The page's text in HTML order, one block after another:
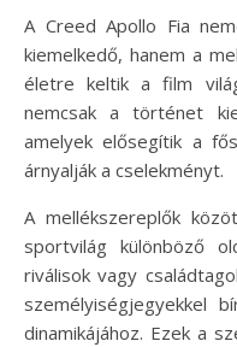
A Creed Apollo Fia
kiemelkedő, hanem a
életre keltik a film
nemcsak a történet
amelyek elősegítik a
árnyalják a cselekményt.
A mellékszereplők
sportvilág különböző
riválisok vagy
személyiségjegyekkel
dinamikájához. Ezek a